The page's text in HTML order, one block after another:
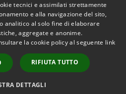
Copyright © 2026 • Comune di
Monforte San Giorgio •
Powered byMunicipium
Accesso redazione
tecnici e assimilati strettamente
e alla navigazione del sito,
analitico al solo fine di elaborare
aggregate e anonime.
la cookie policy al seguente link
RIFIUTA TUTTO
DETTAGLI